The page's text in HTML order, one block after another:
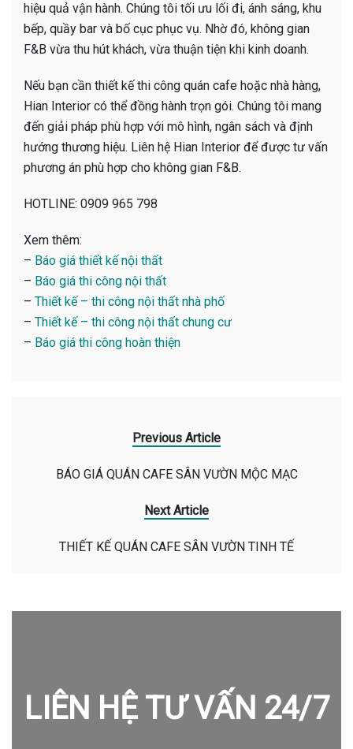
hiệu quả vận hành. Chúng tôi tối ưu lối đi, ánh sáng, khu
bếp, quầy bar và bố cục phục vụ. Nhờ đó, không gian
F&B vừa thu hút khách, vừa thuận tiện khi kinh doanh.
Nếu bạn cần thiết kế thi công quán cafe hoặc nhà hàng,
Hian Interior có thể đồng hành trọn gói. Chúng tôi mang
đến giải pháp phù hợp với mô hình, ngân sách và định
hướng thương hiệu. Liên hệ Hian Interior để được tư vấn
phương án phù hợp cho không gian F&B.
HOTLINE: 0909 965 798
Xem thêm:
– Báo giá thiết kế nội thất
– Báo giá thi công nội thất
– Thiết kế – thi công nội thất nhà phố
– Thiết kế – thi công nội thất chung cư
– Báo giá thi công hoàn thiện
Previous Article
BÁO GIÁ QUÁN CAFE SÂN VƯỜN MỘC MẠC
Next Article
THIẾT KẾ QUÁN CAFE SÂN VƯỜN TINH TẾ
LIÊN HỆ TƯ VẤN 24/7